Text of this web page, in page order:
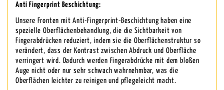
Anti Fingerprint Beschichtung:
Unsere Fronten mit Anti-Fingerprint-Beschichtung haben eine
spezielle Oberflächenbehandlung, die die Sichtbarkeit von
Fingerabdrücken reduziert, indem sie die Oberflächenstruktur so
verändert, dass der Kontrast zwischen Abdruck und Oberfläche
verringert wird. Dadurch werden Fingerabdrücke mit dem bloßen
Auge nicht oder nur sehr schwach wahrnehmbar, was die
Oberflächen leichter zu reinigen und pflegeleicht macht.